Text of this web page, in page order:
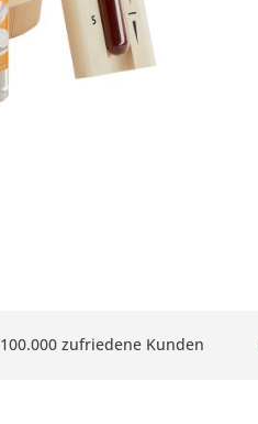
100.000 zufriedene Kunden